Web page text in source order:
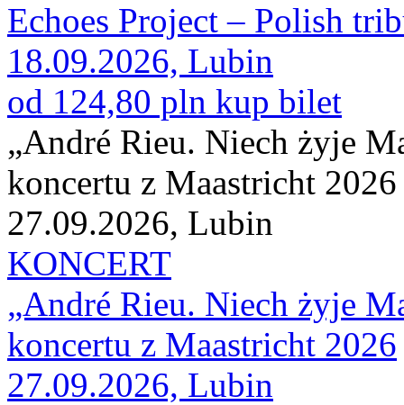
Echoes Project – Polish
18.09.2026, Lubin
od 124,80 pln kup bilet
„André Rieu. Niech żyje
koncertu z Maastricht 2026
27.09.2026, Lubin
KONCERT
„André Rieu. Niech żyje
koncertu z Maastricht 2026
27.09.2026, Lubin